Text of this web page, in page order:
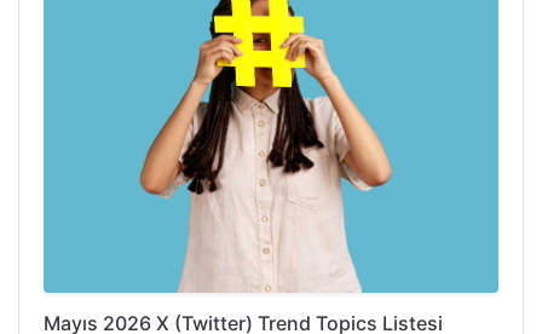
Mayıs 2026 X (Twitter) Trend Topics Listesi